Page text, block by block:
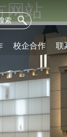
网站
校企合作 联